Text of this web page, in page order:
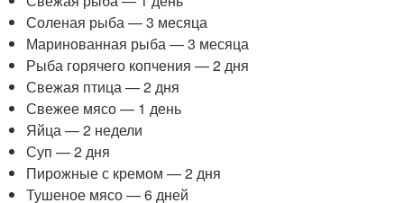
Соленая рыба — 3 месяца
Маринованная рыба — 3 месяца
Рыба горячего копчения — 2 дня
Свежая птица — 2 дня
Свежее мясо — 1 день
Яйца — 2 недели
Суп — 2 дня
Пирожные с кремом — 2 дня
Тушеное мясо — 6 дней